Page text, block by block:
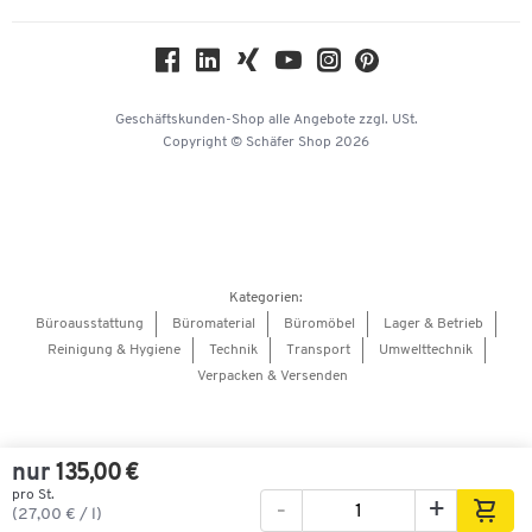
nur 135,00 €
pro St.
(27,00 € / l) - +
Bilder 360°-Ansicht
KinderHerz Zukunftsfonds
Barrierefreiheitserklärung
Onlinebewerbung Lieferant
Geschäftskunden-Shop alle Angebote zzgl. USt.
Copyright © Schäfer Shop 2026
Kategorien:
Büroausstattung
Büromaterial Büromöbel
Lager & Betrieb
Reinigung & Hygiene
Technik Transport
Umwelttechnik
Verpacken & Versenden